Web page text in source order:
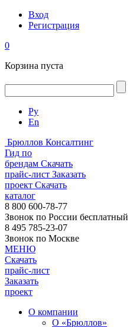
Вход
Регистрация
0
Корзина пуста
Ру
En
Брюллов Консалтинг
Гид по
брендам Скачать
прайс-лист Заказать
проект Скачать
каталог
8 800 600-78-77
Звонок по России бесплатный
8 495 785-23-07
Звонок по Москве
МЕНЮ
Скачать
прайс-лист
Заказать
проект
О компании
О «Брюллов»